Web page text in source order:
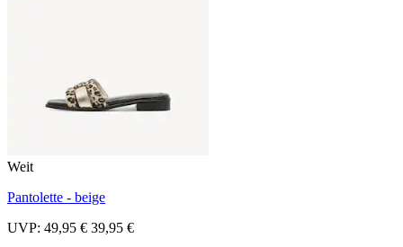
Weit
Pantolette - beige
UVP: 49,95 € 39,95 €